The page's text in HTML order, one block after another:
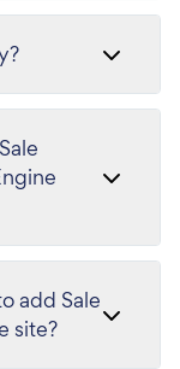
add Sale
site?